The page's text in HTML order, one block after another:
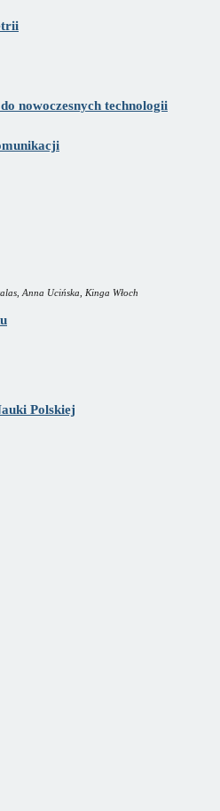
nowoczesnych technologii
Anna Ucińska, Kinga Włoch
Polskiej